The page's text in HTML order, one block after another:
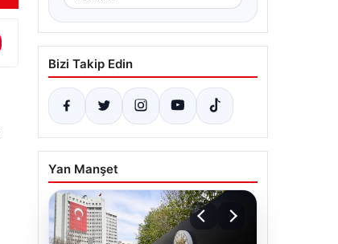
Bizi Takip Edin
Yan Manşet